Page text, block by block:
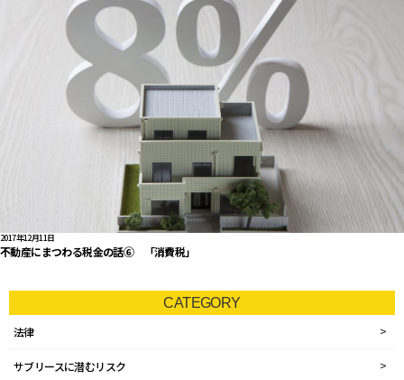
2017年12月11日
不動産にまつわる税金の話⑥ 「消費税」
CATEGORY
法律
サブリースに潜むリスク